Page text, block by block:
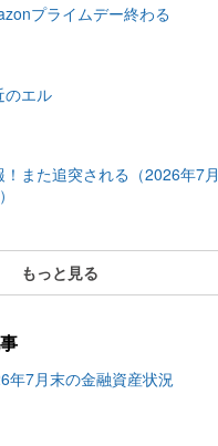
プライムデー終わる
のエル
！また追突される（2026年7月
もっと見る
年7月末の金融資産状況